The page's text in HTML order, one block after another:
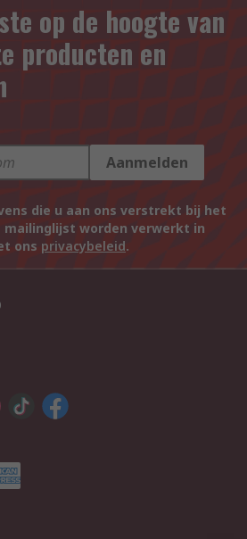
op de hoogte van
producten en
Aanmelden
die u aan ons verstrekt bij het
mailinglijst worden verwerkt in
ons privacybeleid.